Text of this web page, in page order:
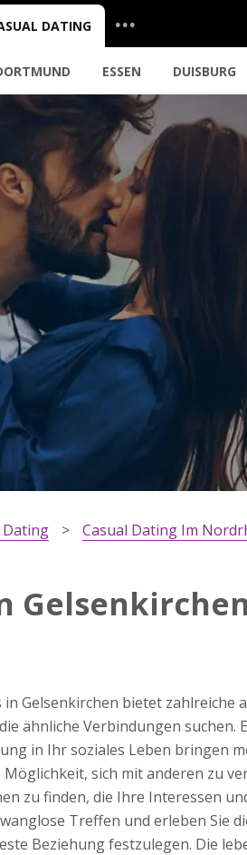
DATING ...
ESSEN DUISBURG
Dating
Casual Dating Im
in Gelsenkirchen bietet zahlreiche
ähnliche Verbindungen suchen.
in Ihr soziales Leben bringen
sich mit anderen zu
zu finden, die Ihre Interessen
Treffen und erleben Sie
Beziehung festzulegen. Die